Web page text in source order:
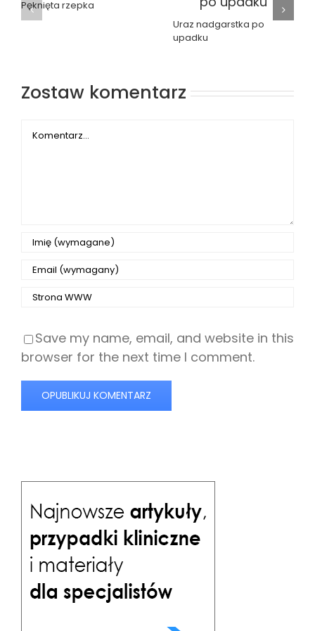
Pęknięta rzepka
Uraz nadgarstka po
upadku
Zostaw komentarz
Comment
Save my name, email, and website in this
browser for the next time I comment.